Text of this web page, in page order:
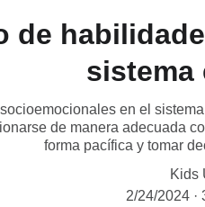
de
sistema
en el
de manera adecuada
forma pacífica y tomar
Kids
2/24/2024